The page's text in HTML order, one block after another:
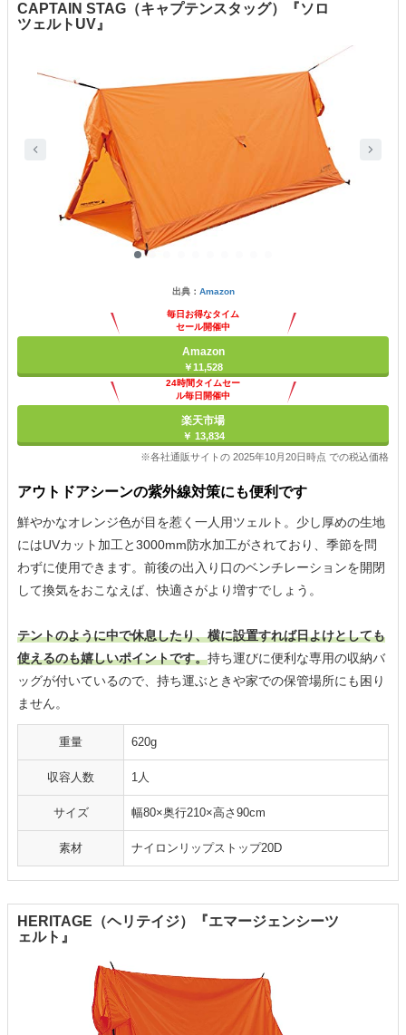
CAPTAIN STAG（キャプテンスタッグ）『ソロ
ツェルトUV』
出典： Amazon
毎日お得なタイム
セール開催中
Amazon
￥11,528
24時間タイムセー
ル毎日開催中
楽天市場
￥ 13,834
※各社通販サイトの 2025年10月20日時点 での税込価格
アウトドアシーンの紫外線対策にも便利です
鮮やかなオレンジ色が目を惹く一人用ツェルト。少し厚めの生地
にはUVカット加工と3000mm防水加工がされており、季節を問
わずに使用できます。前後の出入り口のベンチレーションを開閉
して換気をおこなえば、快適さがより増すでしょう。
テントのように中で休息したり、横に設置すれば日よけとしても
使えるのも嬉しいポイントです。持ち運びに便利な専用の収納バ
ッグが付いているので、持ち運ぶときや家での保管場所にも困り
ません。
重量 620g
収容人数 1人
サイズ 幅80×奥行210×高さ90cm
素材 ナイロンリップストップ20D
HERITAGE（ヘリテイジ）『エマージェンシーツ
ェルト』